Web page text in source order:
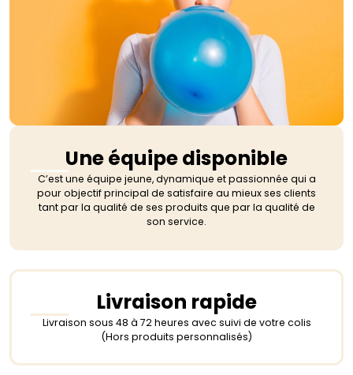
Une équipe disponible
C’est une équipe jeune, dynamique et passionnée qui a
pour objectif principal de satisfaire au mieux ses clients
tant par la qualité de ses produits que par la qualité de
son service.
Livraison rapide
Livraison sous 48 à 72 heures avec suivi de votre colis
(Hors produits personnalisés)